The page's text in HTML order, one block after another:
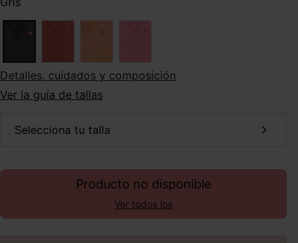
Detalles, cuidados y composición
Ver la guía de tallas
selecciona tu talla
Producto no disponible
Ver todos los